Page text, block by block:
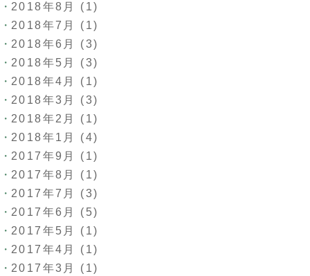
2018年8月
(1)
2018年7月
(1)
2018年6月
(3)
2018年5月
(3)
2018年4月
(1)
2018年3月
(3)
2018年2月
(1)
2018年1月
(4)
2017年9月
(1)
2017年8月
(1)
2017年7月
(3)
2017年6月
(5)
2017年5月
(1)
2017年4月
(1)
2017年3月
(1)